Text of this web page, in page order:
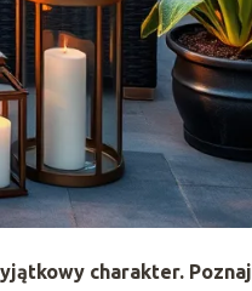
charakter. Poznaj